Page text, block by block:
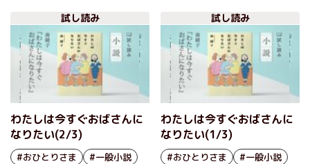
試し読み
わたしは今すぐおばさんに
なりたい(2/3)
#おひとりさま
#一般小説
試し読み
わたしは今すぐおばさんに
なりたい(1/3)
#おひとりさま
#一般小説